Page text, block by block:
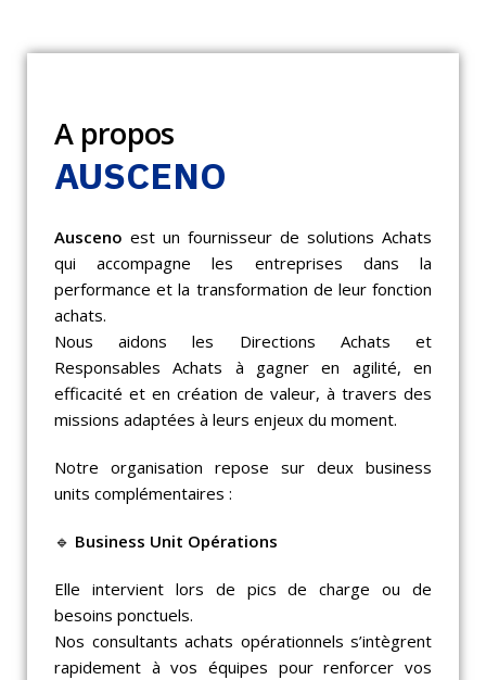
A propos
AUSCENO
Ausceno est un fournisseur de solutions Achats
qui accompagne les entreprises dans la
performance et la transformation de leur fonction
achats.
Nous aidons les Directions Achats et
Responsables Achats à gagner en agilité, en
efficacité et en création de valeur, à travers des
missions adaptées à leurs enjeux du moment.
Notre organisation repose sur deux business
units complémentaires :
🔹 Business Unit Opérations
Elle intervient lors de pics de charge ou de
besoins ponctuels.
Nos consultants achats opérationnels s’intègrent
rapidement à vos équipes pour renforcer vos